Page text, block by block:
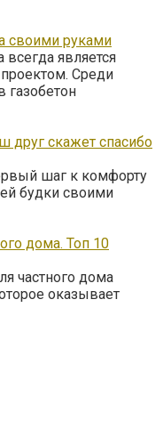
своими руками
всегда является
Среди
газобетон
друг скажет спасибо
шаг к комфорту
будки своими
дома. Топ 10
частного дома
оказывает